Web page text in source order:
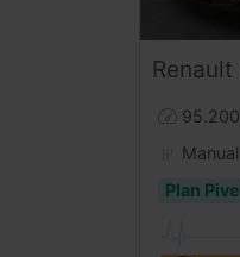
Renault
95.200
Manual
Plan Pive